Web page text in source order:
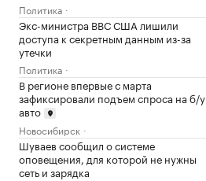
Политика
Экс-министра ВВС США лишили
доступа к секретным данным из-за
утечки
Политика
В регионе впервые с марта
зафиксировали подъем спроса на б/у
авто
Новосибирск
Шуваев сообщил о системе
оповещения, для которой не нужны
сеть и зарядка